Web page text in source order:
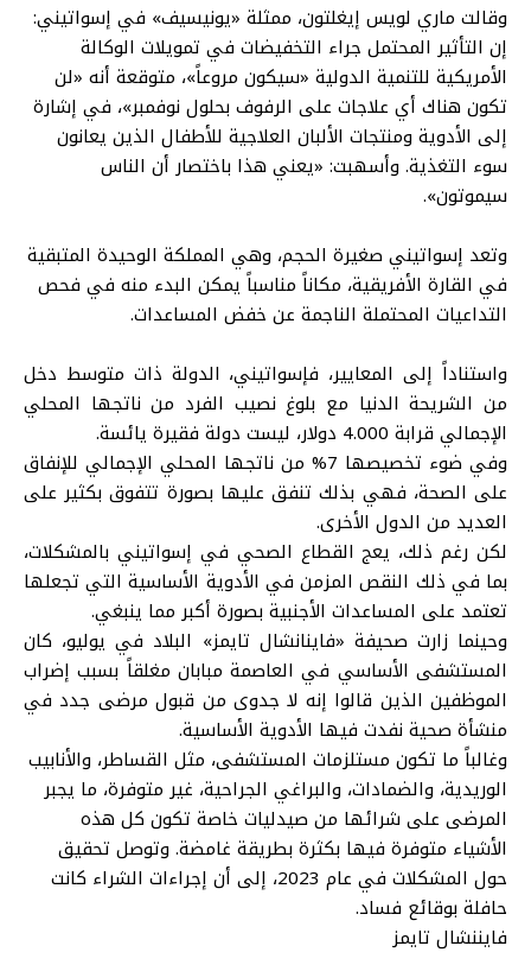
وقالت ماري لويس إيغلتون، ممثلة «يونيسيف» في إسواتيني:
إن التأثير المحتمل جراء التخفيضات في تمويلات الوكالة
الأمريكية للتنمية الدولية «سيكون مروعاً»، متوقعة أنه «لن
تكون هناك أي علاجات على الرفوف بحلول نوفمبر»، في إشارة
إلى الأدوية ومنتجات الألبان العلاجية للأطفال الذين يعانون
سوء التغذية. وأسهبت: «يعني هذا باختصار أن الناس
سيموتون».
وتعد إسواتيني صغيرة الحجم، وهي المملكة الوحيدة المتبقية
في القارة الأفريقية، مكاناً مناسباً يمكن البدء منه في فحص
التداعيات المحتملة الناجمة عن خفض المساعدات.
واستناداً إلى المعايير، فإسواتيني، الدولة ذات متوسط دخل
من الشريحة الدنيا مع بلوغ نصيب الفرد من ناتجها المحلي
الإجمالي قرابة 4.000 دولار، ليست دولة فقيرة يائسة.
وفي ضوء تخصيصها 7% من ناتجها المحلي الإجمالي للإنفاق
على الصحة، فهي بذلك تنفق عليها بصورة تتفوق بكثير على
العديد من الدول الأخرى.
لكن رغم ذلك، يعج القطاع الصحي في إسواتيني بالمشكلات،
بما في ذلك النقص المزمن في الأدوية الأساسية التي تجعلها
تعتمد على المساعدات الأجنبية بصورة أكبر مما ينبغي.
وحينما زارت صحيفة «فاينانشال تايمز» البلاد في يوليو، كان
المستشفى الأساسي في العاصمة مبابان مغلقاً بسبب إضراب
الموظفين الذين قالوا إنه لا جدوى من قبول مرضى جدد في
منشأة صحية نفدت فيها الأدوية الأساسية.
وغالباً ما تكون مستلزمات المستشفى، مثل القساطر، والأنابيب
الوريدية، والضمادات، والبراغي الجراحية، غير متوفرة، ما يجبر
المرضى على شرائها من صيدليات خاصة تكون كل هذه
الأشياء متوفرة فيها بكثرة بطريقة غامضة. وتوصل تحقيق
حول المشكلات في عام 2023، إلى أن إجراءات الشراء كانت
حافلة بوقائع فساد.
فايننشال تايمز